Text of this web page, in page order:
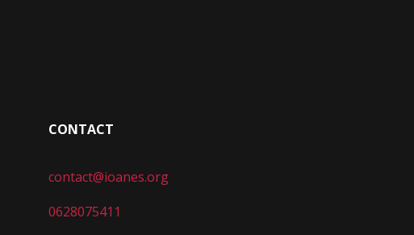
CONTACT
contact@ioanes.org
0628075411